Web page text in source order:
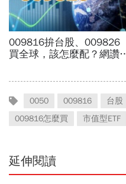
0050 009816 台股
009816怎麼買
市值型ETF
延伸閱讀